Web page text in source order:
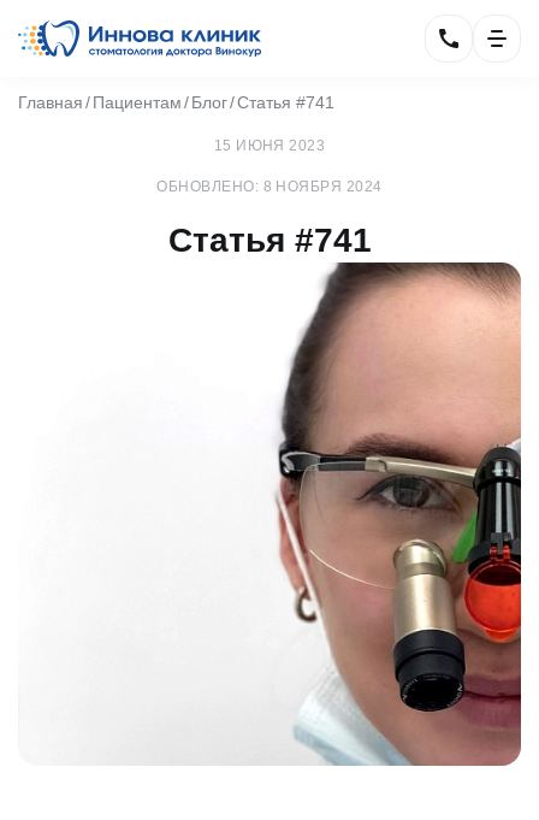
Главная Пациентам Блог Статья #741
15 ИЮНЯ 2023
ОБНОВЛЕНО: 8 НОЯБРЯ 2024
Статья #741